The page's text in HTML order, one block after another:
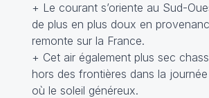
+ Le courant s’oriente au Sud-
de plus en plus doux en
remonte sur la France.
+ Cet air également plus sec
hors des frontières dans la
où le soleil généreux.